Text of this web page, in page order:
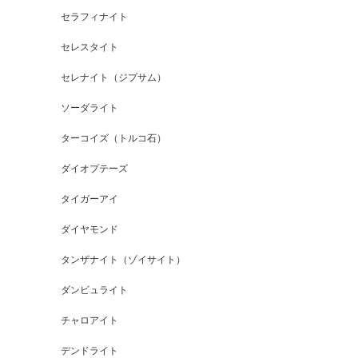
セラフィナイト
セレスタイト
セレナイト（ジプサム）
ソーダライト
ターコイズ（トルコ石）
ダイオプテーズ
タイガーアイ
ダイヤモンド
タンザナイト（ゾイサイト）
ダンビュライト
チャロアイト
デンドライト